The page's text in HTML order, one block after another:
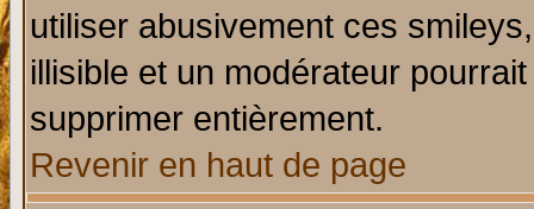
utiliser abusivement ces
illisible et un modérateur
supprimer entièrement.
Revenir en haut de page